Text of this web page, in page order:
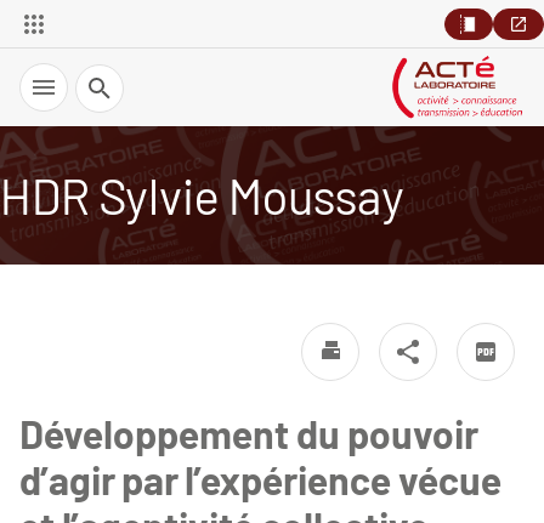
Recherche
HDR Sylvie Moussay
Développement du pouvoir
d’agir par l’expérience vécue